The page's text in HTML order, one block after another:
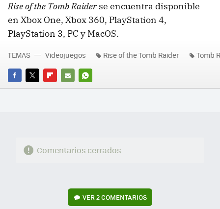
Rise of the Tomb Raiderse encuentra disponible
en Xbox One, Xbox 360, PlayStation 4,
PlayStation 3, PC y MacOS.
FACEBOOK
TWITTERFLIPBOARD
E-
WHATSAPP
TEMAS Videojuegos Rise of the Tomb Raider Tomb
Comentarios cerrados
VER2 COMENTARIOS